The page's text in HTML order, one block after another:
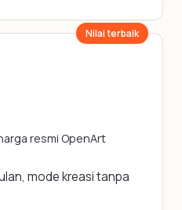
Nilai terbaik
resmi OpenArt
mode kreasi tanpa